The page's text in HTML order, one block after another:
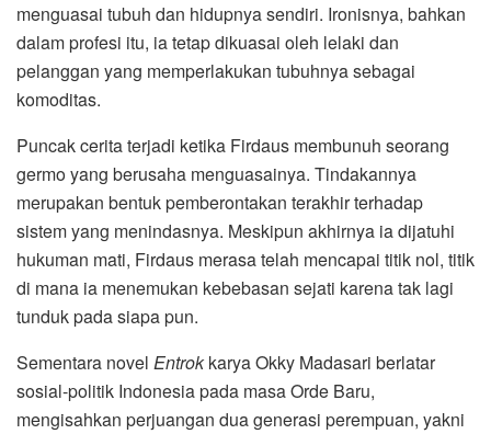
menguasai tubuh dan hidupnya sendiri. Ironisnya, bahkan
dalam profesi itu, ia tetap dikuasai oleh lelaki dan
pelanggan yang memperlakukan tubuhnya sebagai
komoditas.
Puncak cerita terjadi ketika Firdaus membunuh seorang
germo yang berusaha menguasainya. Tindakannya
merupakan bentuk pemberontakan terakhir terhadap
sistem yang menindasnya. Meskipun akhirnya ia dijatuhi
hukuman mati, Firdaus merasa telah mencapai titik nol, titik
di mana ia menemukan kebebasan sejati karena tak lagi
tunduk pada siapa pun.
Sementara novel Entrokkarya Okky Madasari berlatar
sosial-politik Indonesia pada masa Orde Baru,
mengisahkan perjuangan dua generasi perempuan, yakni